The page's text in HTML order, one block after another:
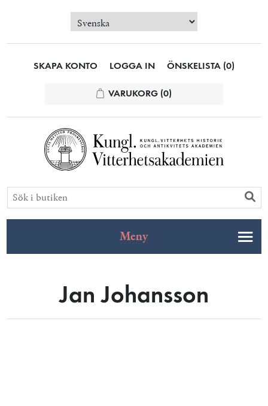
SKAPA KONTO LOGGA IN ÖNSKELISTA (0)
VARUKORG (0)
Meny
Jan Johansson